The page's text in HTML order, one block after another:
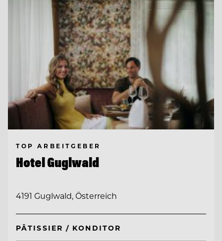
TOP ARBEITGEBER
Hotel Guglwald
4191 Guglwald, Österreich
PÂTISSIER / KONDITOR